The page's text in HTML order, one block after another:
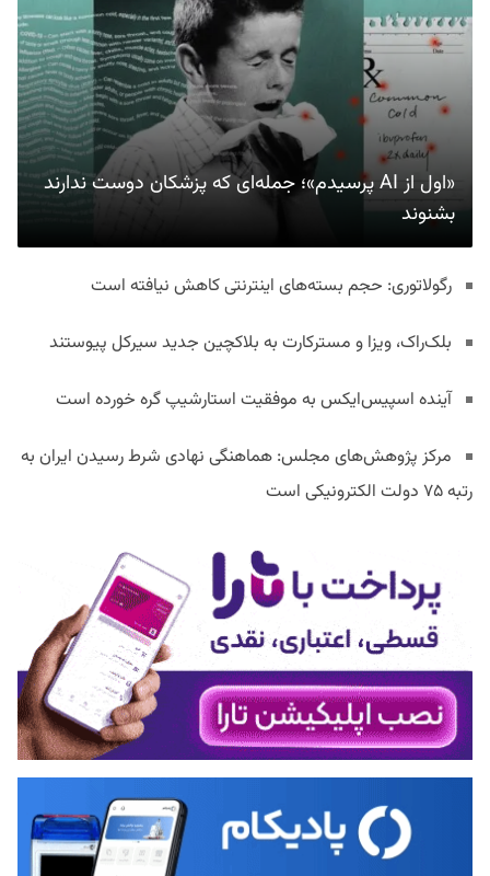
«اول از AI پرسیدم»؛ جمله‌ای که پزشکان دوست ندارند
بشنوند
رگولاتوری: حجم بسته‌های اینترنتی کاهش نیافته است
بلک‌راک، ویزا و مسترکارت به بلاکچین جدید سیرکل پیوستند
آینده اسپیس‌ایکس به موفقیت استارشیپ گره خورده است
مرکز پژوهش‌های مجلس: هماهنگی نهادی شرط رسیدن ایران به
رتبه ۷۵ دولت الکترونیکی است